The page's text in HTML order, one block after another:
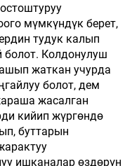
мүмкүндүк берет,
тудук калып
Колдонулуш
жаткан учурда
болот, дем
жасалган
кийип жүргөндө
буттарын
ишканалар өздөрүн